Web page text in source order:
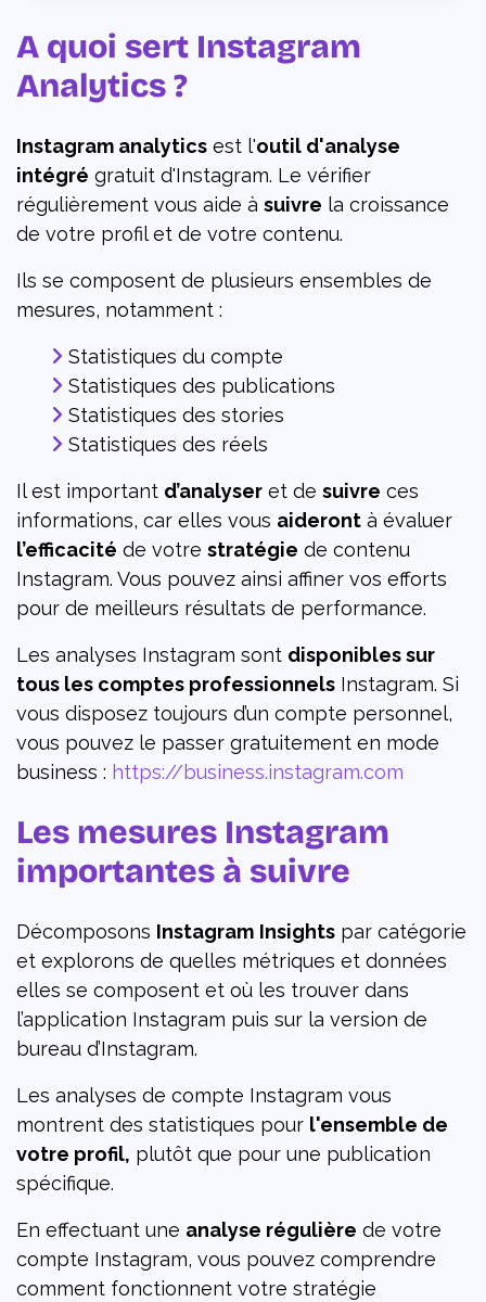
A quoi sert Instagram
Analytics ?
Instagram analytics est l'outil d'analyse
intégré gratuit d'Instagram. Le vérifier
régulièrement vous aide à suivre la croissance
de votre profil et de votre contenu.
Ils se composent de plusieurs ensembles de
mesures, notamment :
Statistiques du compte
Statistiques des publications
Statistiques des stories
Statistiques des réels
Il est important d’analyser et de suivre ces
informations, car elles vous aideront à évaluer
l’efficacité de votre stratégie de contenu
Instagram. Vous pouvez ainsi affiner vos efforts
pour de meilleurs résultats de performance.
Les analyses Instagram sont disponibles sur
tous les comptes professionnels Instagram. Si
vous disposez toujours d’un compte personnel,
vous pouvez le passer gratuitement en mode
business : https://business.instagram.com
Les mesures Instagram
importantes à suivre
Décomposons Instagram Insights par catégorie
et explorons de quelles métriques et données
elles se composent et où les trouver dans
l’application Instagram puis sur la version de
bureau d’Instagram.
Les analyses de compte Instagram vous
montrent des statistiques pour l'ensemble de
votre profil, plutôt que pour une publication
spécifique.
En effectuant une analyse régulière de votre
compte Instagram, vous pouvez comprendre
comment fonctionnent votre stratégie